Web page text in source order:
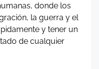
donde los
la guerra y el
y tener un
de cualquier